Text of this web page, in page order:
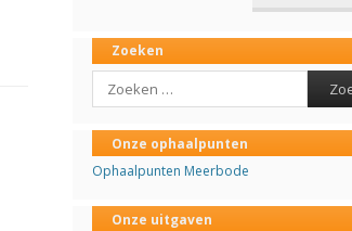
Zoeken
Search
Onze ophaalpunten
Ophaalpunten Meerbode
Onze uitgaven